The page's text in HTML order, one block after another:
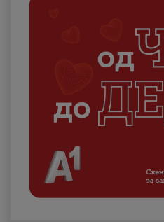
Деловни
Поддршка
Надополни кредит
Плати сметка